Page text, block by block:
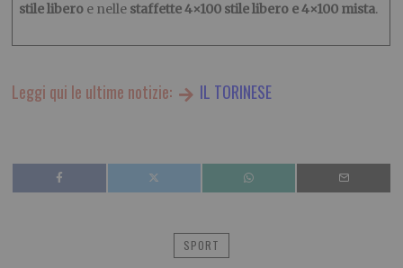
stile libero e nelle staffette 4×100 stile libero e 4×100 mista.
Leggi qui le ultime notizie: IL TORINESE
SPORT